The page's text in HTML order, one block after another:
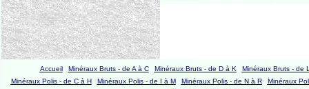
Accueil Minéraux Bruts - de A à C Minéraux Bruts - de D à K
Minéraux Bruts - de
Minéraux Polis - de C à H
Minéraux Polis - de I à M Minéraux Polis - de N à R
Minéraux